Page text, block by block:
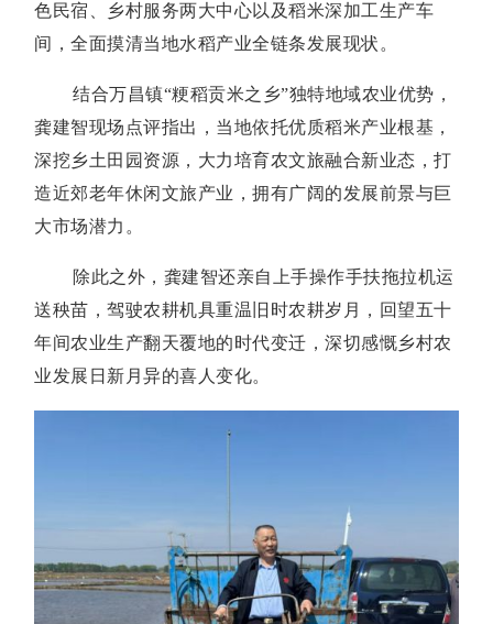
色民宿、乡村服务两大中心以及稻米深加工生产车
间，全面摸清当地水稻产业全链条发展现状。
结合万昌镇“粳稻贡米之乡”独特地域农业优势，
龚建智现场点评指出，当地依托优质稻米产业根基，
深挖乡土田园资源，大力培育农文旅融合新业态，打
造近郊老年休闲文旅产业，拥有广阔的发展前景与巨
大市场潜力。
除此之外，龚建智还亲自上手操作手扶拖拉机运
送秧苗，驾驶农耕机具重温旧时农耕岁月，回望五十
年间农业生产翻天覆地的时代变迁，深切感慨乡村农
业发展日新月异的喜人变化。